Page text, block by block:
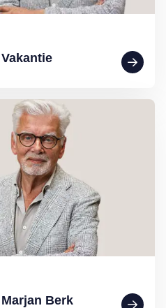
Berk
Marjan Berk